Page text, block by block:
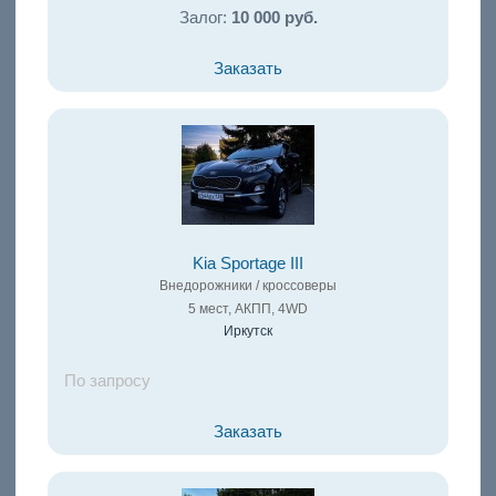
Залог: 10 000 руб.
Заказать
Kia Sportage III
Внедорожники / кроссоверы
5 мест, АКПП, 4WD
Иркутск
По запросу
Заказать